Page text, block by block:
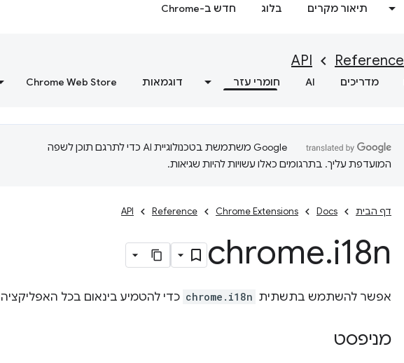
תיאור מקרים בלוג חדש ב-Chrome
Reference
API
מדריכים AI חומרי עזר דוגמאות Chrome Web Store
‫Google משתמשת בטכנולוגיית AI כדי לתרגם תוכן לשפה
המועדפת עליך. בתרגומים כאלו עשויות להיות שגיאות.
דף הבית Docs
Chrome Extensions
Reference
API
chrome.i18n
אפשר להשתמש בתשתית chrome.i18n כדי להטמיע בינאום בכל
מניפסט